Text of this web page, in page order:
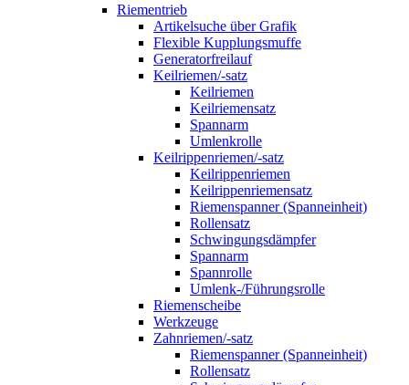
Riementrieb
Artikelsuche über Grafik
Flexible Kupplungsmuffe
Generatorfreilauf
Keilriemen/-satz
Keilriemen
Keilriemensatz
Spannarm
Umlenkrolle
Keilrippenriemen/-satz
Keilrippenriemen
Keilrippenriemensatz
Riemenspanner (Spanneinheit)
Rollensatz
Schwingungsdämpfer
Spannarm
Spannrolle
Umlenk-/Führungsrolle
Riemenscheibe
Werkzeuge
Zahnriemen/-satz
Riemenspanner (Spanneinheit)
Rollensatz